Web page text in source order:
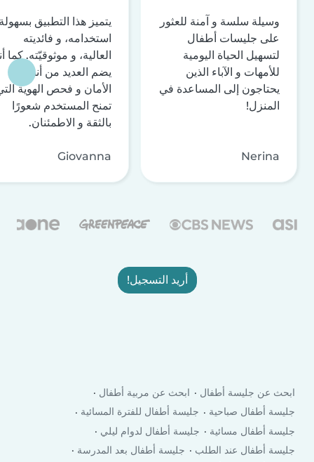
وسيلة سلسة و آمنة للعثور
على جليسات أطفال
لتسهيل الحياة اليومية
للأمهات و الآباء الذين
يحتاجون إلى المساعدة في
المنزل!
Nerina
يتميز هذا التطبيق
استخدامه، و فائديته
العالية، و موثوقيّته. كما
يضم العديد من أنظمة
الأمان و فحص الهوية
تمنح المستخدم شعورًا
بالثقة و الاطمئنان.
Giovanna
أريد التسجيل!
ابحث عن جليسة أطفال
ابحث عن مربية أطفال
جليسة أطفال صباحية
جليسة أطفال للفترة المسائية
جليسة أطفال مسائية
جليسة أطفال لدوام ليلي
جليسة أطفال عند الطلب
جليسة أطفال بعد المدرسة